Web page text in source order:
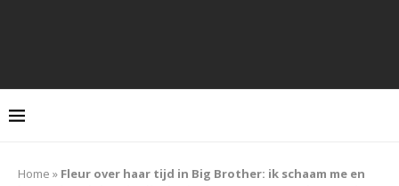
Home » Fleur over haar tijd in Big Brother: ik schaam me en